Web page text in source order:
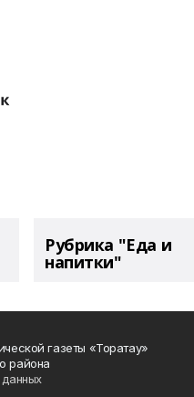
Рубрика "Еда и
напитки"
газеты «Торатау»
района